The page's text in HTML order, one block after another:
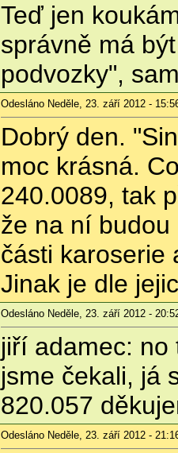
Teď jen
správně má
podvozky",
Odesláno Neděle, 23. září 2012 -
Dobrý den.
moc krásná.
240.0089, tak
že na ní
části karoserie
Jinak je dle
Odesláno Neděle, 23. září 2012 -
jiří adamec: no
jsme čekali, já
820.057
Odesláno Neděle, 23. září 2012 -